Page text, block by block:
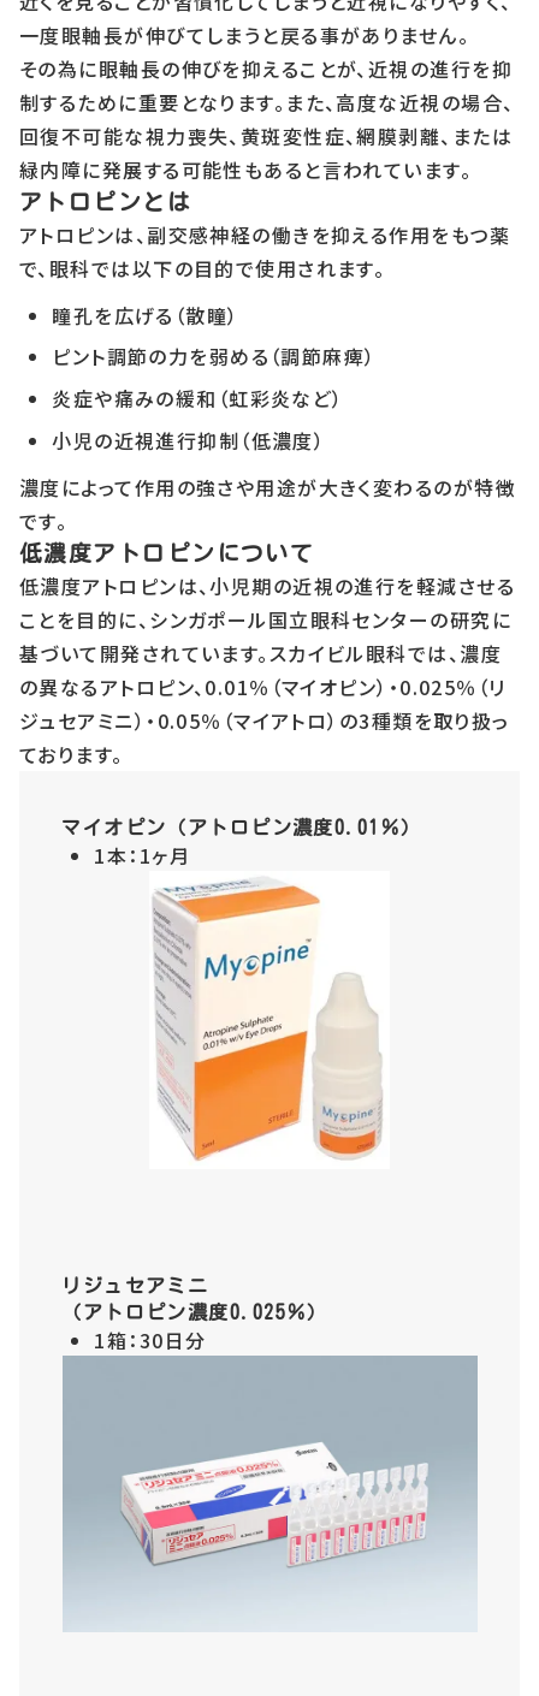
一度眼軸長が伸びてしまうと戻る事がありません。
その為に眼軸長の伸びを抑えることが、近視の進行を抑
制するために重要となります。また、高度な近視の場合、
回復不可能な視力喪失、黄斑変性症、網膜剥離、または
緑内障に発展する可能性もあると言われています。
アトロピンとは
アトロピンは、副交感神経の働きを抑える作用をもつ薬
で、眼科では以下の目的で使用されます。
瞳孔を広げる（散瞳）
ピント調節の力を弱める（調節麻痺）
炎症や痛みの緩和（虹彩炎など）
小児の近視進行抑制（低濃度）
濃度によって作用の強さや用途が大きく変わるのが特徴
です。
低濃度アトロピンについて
低濃度アトロピンは、小児期の近視の進行を軽減させる
ことを目的に、シンガポール国立眼科センターの研究に
基づいて開発されています。スカイビル眼科では、濃度
の異なるアトロピン、0.01％（マイオピン）・0.025％（リ
ジュセアミニ）・0.05％（マイアトロ）の3種類を取り扱っ
ております。
マイオピン（アトロピン濃度0.01％）
1本：1ヶ月
リジュセアミニ
（アトロピン濃度0.025％）
1箱：30日分